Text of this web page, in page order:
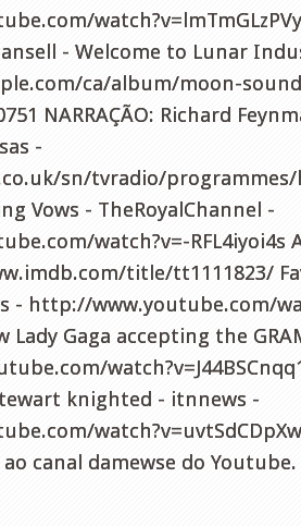
- Welcome to Lunar
ca/album/moon-
NARRAÇÃO: Richard
-
sn/tvradio/
Vows - TheRoyalChannel -
watch?v=-RFL4iyoi4s
title/tt1111823/
- http://www.youtube.com/
Lady Gaga accepting the
knighted - itnnews -
canal damewse do Youtube.